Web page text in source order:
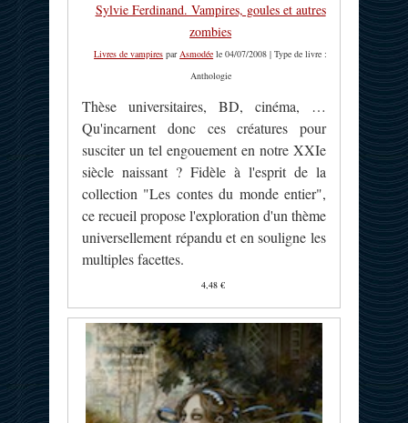
Sylvie Ferdinand. Vampires, goules et autres
zombies
Livres de vampires parAsmodée le 04/07/2008 | Type de livre :
Anthologie
Thèse universitaires, BD, cinéma, …
Qu'incarnent donc ces créatures pour
susciter un tel engouement en notre XXIe
siècle naissant ? Fidèle à l'esprit de la
collection "Les contes du monde entier",
ce recueil propose l'exploration d'un thème
universellement répandu et en souligne les
multiples facettes.
4,48 €